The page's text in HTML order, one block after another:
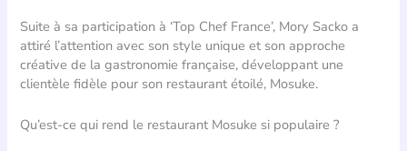
Suite à sa participation à ‘Top Chef France’, Mory Sacko a
attiré l’attention avec son style unique et son approche
créative de la gastronomie française, développant une
clientèle fidèle pour son restaurant étoilé, Mosuke.
Qu’est-ce qui rend le restaurant Mosuke si populaire ?